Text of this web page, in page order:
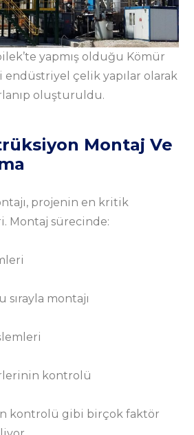
yapmış olduğu Kömür
endüstriyel çelik yapılar olarak
oluşturuldu.
Montaj Ve
projenin en kritik
Montaj sürecinde:
sırayla montajı
kontrolü
kontrolü gibi birçok faktör